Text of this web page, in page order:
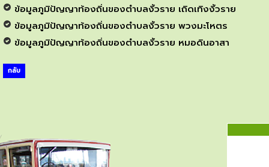
ข้อมูลภูมิปัญญาท้องถิ่นของตำบลงิ้วราย เถิดเทิงงิ้วราย
ข้อมูลภูมิปัญญาท้องถิ่นของตำบลงิ้วราย พวงมะโหตร
ข้อมูลภูมิปัญญาท้องถิ่นของตำบลงิ้วราย หมอดินอาสา
กลับ